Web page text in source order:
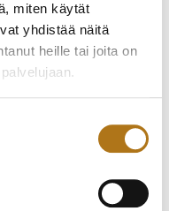
miten käytät
yhdistää näitä
heille tai joita on
VUODELTA 1931